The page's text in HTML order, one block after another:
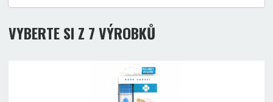
VYBERTE SI Z 7 VÝROBKŮ